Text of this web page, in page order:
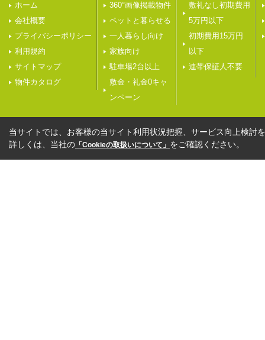
ホーム
会社概要
プライバシーポリシー
利用規約
サイトマップ
物件カタログ
360°画像掲載物件
ペットと暮らせる
一人暮らし向け
家族向け
駐車場2台以上
敷金・礼金0キャ
ンペーン
敷礼なし初期費用
5万円以下
初期費用15万円
以下
連帯保証人不要
当サイトでは、お客様の当サイト利用状況把握、サービス向上検討
詳しくは、当社の 「Cookieの取扱いについて」 をご確認ください。